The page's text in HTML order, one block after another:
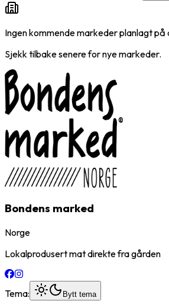
Ingen kommende markeder planlagt på
Sjekk tilbake senere for nye markeder.
Bondens marked
Norge
Lokalprodusert mat direkte fra gården
Tema: Bytt tema